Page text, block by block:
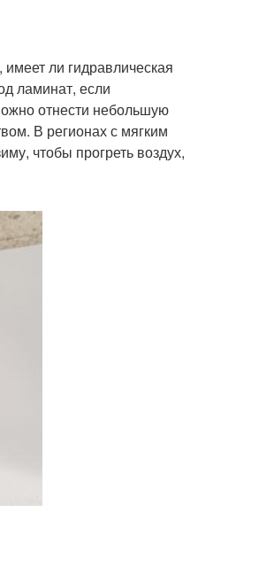
ли гидравлическая
ламинат, если
отнести небольшую
В регионах с мягким
чтобы прогреть воздух,